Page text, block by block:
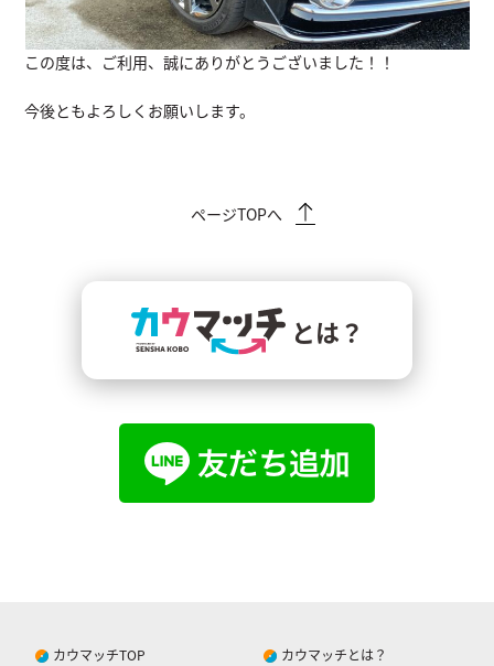
この度は、ご利用、誠にありがとうございました！！
今後ともよろしくお願いします。
ページTOPへ
とは？
カウマッチTOP カウマッチとは？